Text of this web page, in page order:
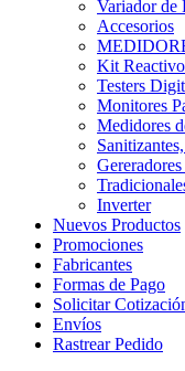
Variador de
Accesorios
Kit
Testers
Monitores
Medidores
Inverter
Nuevos Productos
Promociones
Fabricantes
Formas de Pago
Solicitar
Envíos
Rastrear Pedido